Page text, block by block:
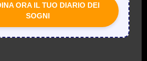
ORA IL TUO DIARIO DEI
SOGNI